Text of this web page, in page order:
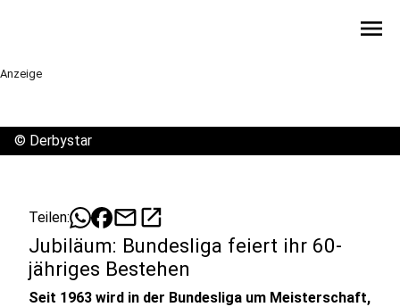
menu
Anzeige
© Derbystar
Teilen: mailopen_in_new
Jubiläum: Bundesliga feiert ihr 60-
jähriges Bestehen
Seit 1963 wird in der Bundesliga um Meisterschaft,